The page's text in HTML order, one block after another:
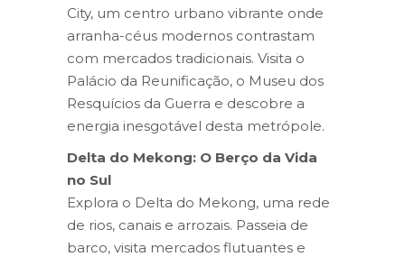
City, um centro urbano vibrante onde
arranha-céus modernos contrastam
com mercados tradicionais. Visita o
Palácio da Reunificação, o Museu dos
Resquícios da Guerra e descobre a
energia inesgotável desta metrópole.
Delta do Mekong: O Berço da Vida
no Sul
Explora o Delta do Mekong, uma rede
de rios, canais e arrozais. Passeia de
barco, visita mercados flutuantes e